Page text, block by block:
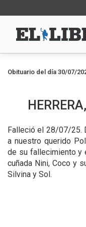
Obituario del día 30/07/
Falleció el 28/07/25.
a nuestro querido
de su fallecimiento y
cuñada Nini, Coco y
Silvina y Sol.